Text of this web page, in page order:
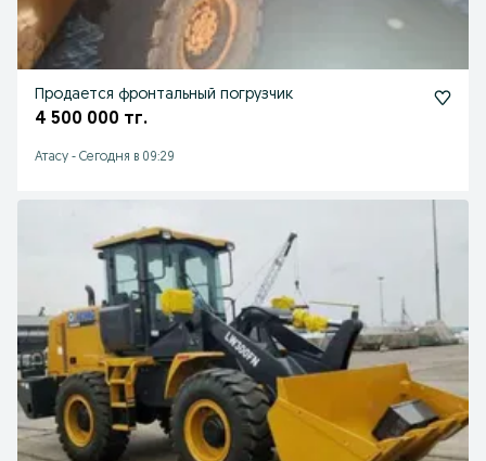
Продается фронтальный погрузчик
4 500 000 тг.
Атасу - Сегодня в 09:29